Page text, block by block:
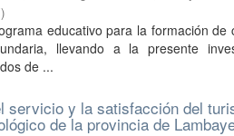
)
educativo para la formación de
llevando a la presente
de ...
servicio y la satisfacción del
de la provincia de